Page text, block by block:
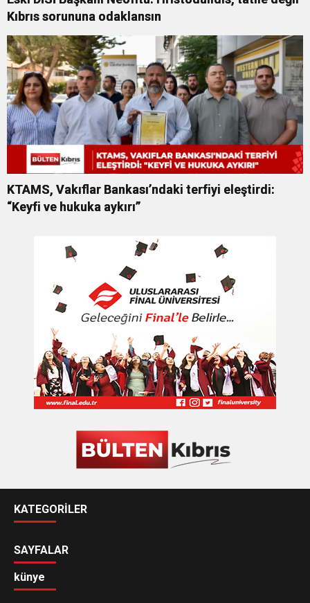
Kıbrıs sorununa odaklansın
KTAMS, Vakıflar Bankası’ndaki terfiyi eleştirdi:
“Keyfi ve hukuka aykırı”
KATEGORİLER
SAYFALAR
künye